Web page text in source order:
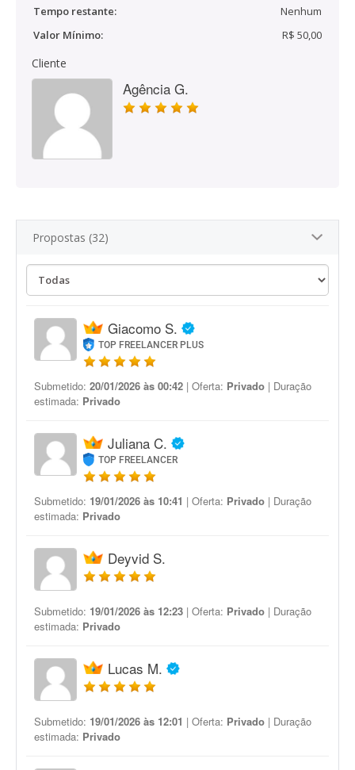
Tempo restante:
Nenhum
Valor Mínimo:
R$ 50,00
Cliente
Agência G.
Propostas (32)
Giacomo S.
TOP FREELANCER PLUS
Submetido: 20/01/2026 às 00:42 | Oferta: Privado | Duração
estimada: Privado
Juliana C.
TOP FREELANCER
Submetido: 19/01/2026 às 10:41 | Oferta: Privado | Duração
estimada: Privado
Deyvid S.
Submetido: 19/01/2026 às 12:23 | Oferta: Privado | Duração
estimada: Privado
Lucas M.
Submetido: 19/01/2026 às 12:01 | Oferta: Privado | Duração
estimada: Privado